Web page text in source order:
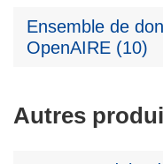
Ensemble de
OpenAIRE (10)
Autres